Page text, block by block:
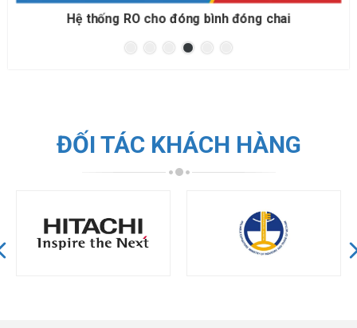
Hệ thống RO cho đóng bình đóng chai
ĐỐI TÁC KHÁCH HÀNG